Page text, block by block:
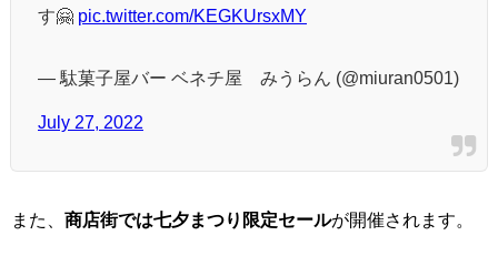
す🤗 pic.twitter.com/KEGKUrsxMY
— 駄菓子屋バー ベネチ屋 みうらん (@miuran0501)
July 27, 2022
また、 商店街では七夕まつり限定セールが開催されます。